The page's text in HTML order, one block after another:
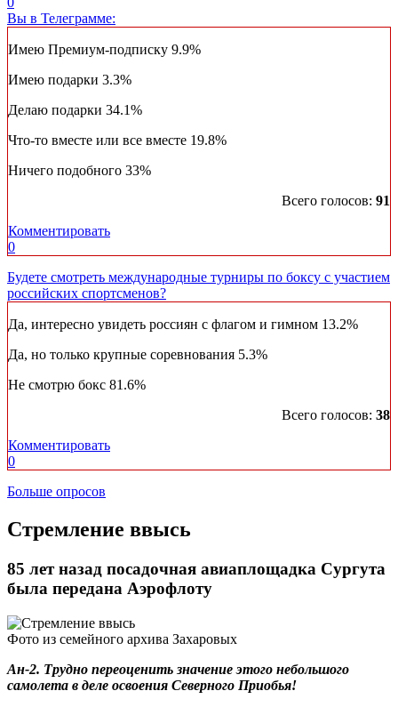
Вы в Телеграмме:
Имею Премиум-подписку 9.9%
Имею подарки 3.3%
Делаю подарки 34.1%
Что-то вместе или все вместе 19.8%
Ничего подобного 33%
Всего голосов: 91
Комментировать
0
Будете смотреть международные турниры по боксу с участием
российских спортсменов?
Да, интересно увидеть россиян с флагом и гимном 13.2%
Да, но только крупные соревнования 5.3%
Не смотрю бокс 81.6%
Всего голосов: 38
Комментировать
0
Больше опросов
Стремление ввысь
85 лет назад посадочная авиаплощадка Сургута
была передана Аэрофлоту
Фото из семейного архива Захаровых
Ан-2. Трудно переоценить значение этого небольшого
самолета в деле освоения Северного Приобья!